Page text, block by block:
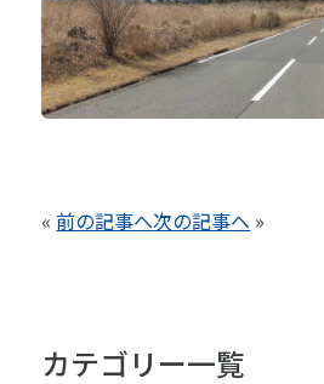
«前の記事へ次の記事へ »
カテゴリー一覧